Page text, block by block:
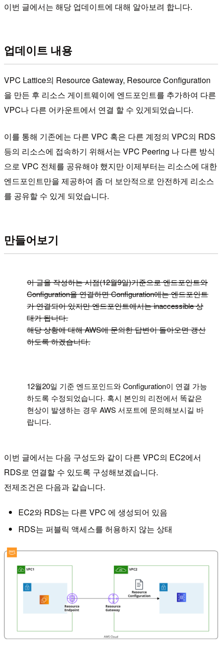
이번 글에서는 해당 업데이트에 대해 알아보려 합니다.
업데이트 내용
VPC Lattice의 Resource Gateway, Resource Configuration
을 만든 후 리소스 게이트웨이에 엔드포인트를 추가하여 다른
VPC나 다른 어카운트에서 연결 할 수 있게되었습니다.
이를 통해 기존에는 다른 VPC 혹은 다른 계정의 VPC의 RDS
등의 리소스에 접속하기 위해서는 VPC Peering 나 다른 방식
으로 VPC 전체를 공유해야 했지만 이제부터는 리소스에 대한
엔드포인트만을 제공하여 좀 더 보안적으로 안전하게 리소스
를 공유할 수 있게 되었습니다.
만들어보기
이 글을 작성하는 시점(12월9일)기준으로 엔드포인트와
Configuration을 연결하면 Configuration에는 엔드포인트
가 연결되어 있지만 엔드포인트에서는 inaccessible 상
태가 됩니다.
해당 상황에 대해 AWS에 문의한 답변이 돌아오면 갱신
하도록 하겠습니다.
12월20일 기준 엔드포인드와 Configuration이 연결 가능
하도록 수정되었습니다. 혹시 본인의 리전에서 똑같은
현상이 발생하는 경우 AWS 서포트에 문의해보시길 바
랍니다.
이번 글에서는 다음 구성도와 같이 다른 VPC의 EC2에서
RDS로 연결할 수 있도록 구성해보겠습니다.
전제조건은 다음과 같습니다.
EC2와 RDS는 다른 VPC 에 생성되어 있음
RDS는 퍼블릭 액세스를 허용하지 않는 상태